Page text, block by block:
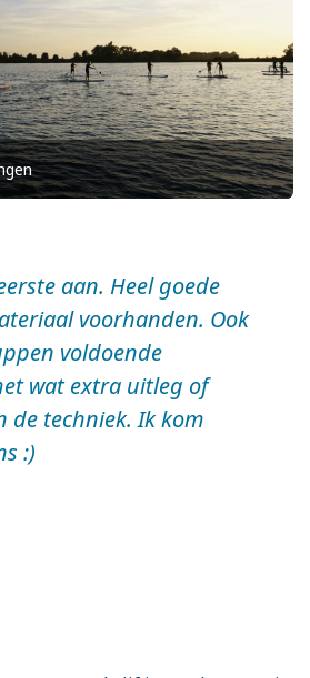
aan. Heel goede
voorhanden. Ook
voldoende
wat extra uitleg of
de techniek. Ik kom
:)